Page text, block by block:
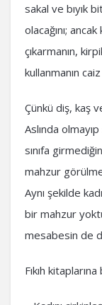
sakal ve bıyık
olacağını;
çıkarmanın,
kullanmanın
Çünkü diş, kaş
Aslında
sınıfa
mahzur
Aynı şekilde
bir mahzur
mesabesin de
Fıkıh